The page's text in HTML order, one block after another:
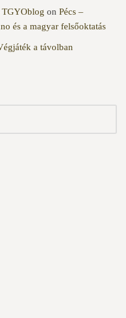
TGYOblog on Pécs –
és a magyar felsőoktatás
a távolban